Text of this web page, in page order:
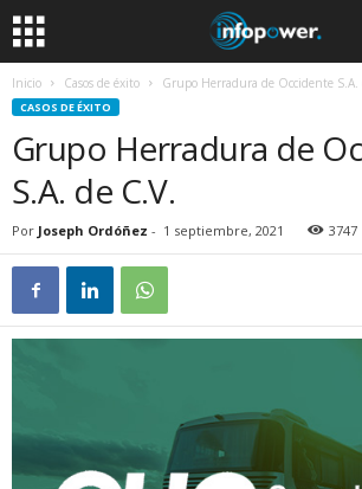
Inicio Casos de éxito Grupo Herradura de Occidente S.A.
CASOS DE ÉXITO
Grupo Herradura de
S.A. de C.V.
Por Joseph Ordóñez - 1 septiembre, 2021 3747